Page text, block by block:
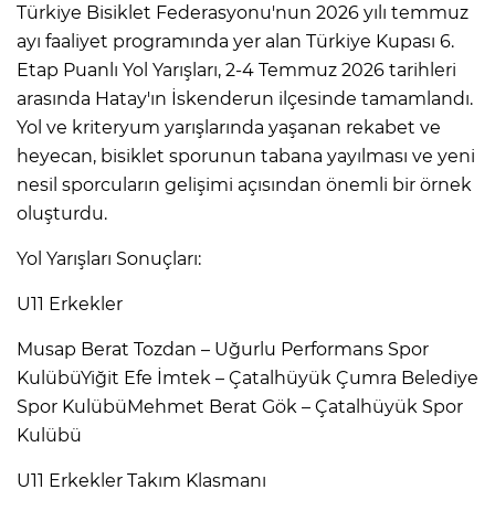
Türkiye Bisiklet Federasyonu'nun 2026 yılı temmuz
ayı faaliyet programında yer alan Türkiye Kupası 6.
Etap Puanlı Yol Yarışları, 2-4 Temmuz 2026 tarihleri
arasında Hatay'ın İskenderun ilçesinde tamamlandı.
Yol ve kriteryum yarışlarında yaşanan rekabet ve
heyecan, bisiklet sporunun tabana yayılması ve yeni
nesil sporcuların gelişimi açısından önemli bir örnek
oluşturdu.
Yol Yarışları Sonuçları:
U11 Erkekler
Musap Berat Tozdan – Uğurlu Performans Spor
KulübüYiğit Efe İmtek – Çatalhüyük Çumra Belediye
Spor KulübüMehmet Berat Gök – Çatalhüyük Spor
Kulübü
U11 Erkekler Takım Klasmanı